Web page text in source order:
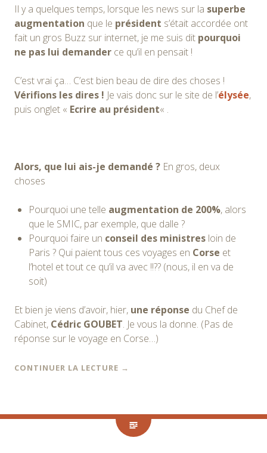
Il y a quelques temps, lorsque les news sur la superbe
augmentation que le président s’était accordée ont
fait un gros Buzz sur internet, je me suis dit pourquoi
ne pas lui demander ce qu’il en pensait !
C’est vrai ça… C’est bien beau de dire des choses !
Vérifions les dires ! Je vais donc sur le site de l’élysée,
puis onglet « Ecrire au président« .
Alors, que lui ais-je demandé ? En gros, deux
choses
Pourquoi une telle augmentation de 200%, alors
que le SMIC, par exemple, que dalle ?
Pourquoi faire un conseil des ministres loin de
Paris ? Qui paient tous ces voyages en Corse et
l’hotel et tout ce qu’il va avec !!?? (nous, il en va de
soit)
Et bien je viens d’avoir, hier, une réponse du Chef de
Cabinet, Cédric GOUBET. Je vous la donne. (Pas de
réponse sur le voyage en Corse…)
CONTINUER LA LECTURE →